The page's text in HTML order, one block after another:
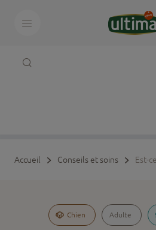
Accueil Conseils et soins
Chien Adulte